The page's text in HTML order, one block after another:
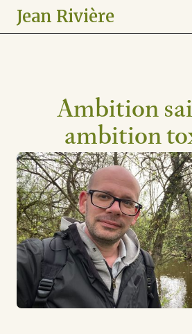
Jean Rivière
Ambition
ambition